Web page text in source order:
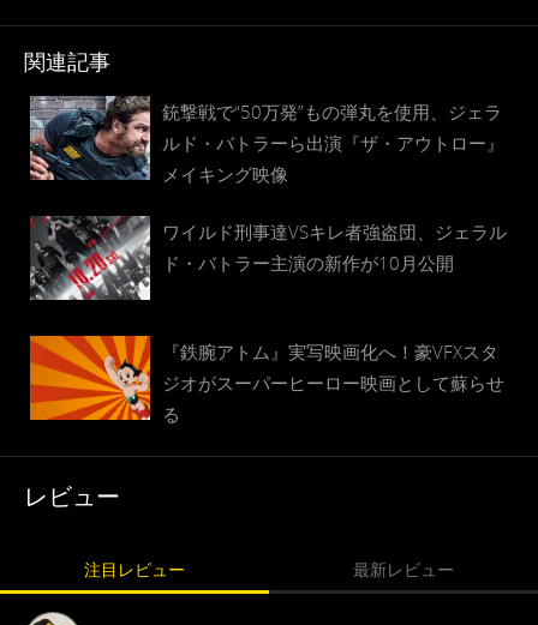
関連記事
銃撃戦で“50万発”もの弾丸を使用、ジェラ
ルド・バトラーら出演『ザ・アウトロー』
メイキング映像
ワイルド刑事達VSキレ者強盗団、ジェラル
ド・バトラー主演の新作が10月公開
『鉄腕アトム』実写映画化へ！豪VFXスタ
ジオがスーパーヒーロー映画として蘇らせ
る
レビュー
注目レビュー 最新レビュー